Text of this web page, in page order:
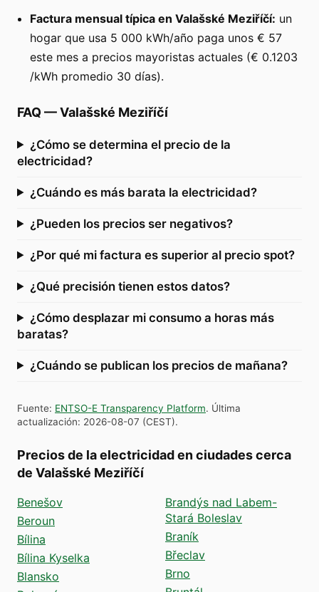
Factura mensual típica en Valašské Meziříčí: un
hogar que usa 5 000 kWh/año paga unos € 57
este mes a precios mayoristas actuales (€ 0.1203
/kWh promedio 30 días).
FAQ —Valašské Meziříčí
¿Cómo se determina el precio de la
electricidad?
¿Cuándo es más barata la electricidad?
¿Pueden los precios ser negativos?
¿Por qué mi factura es superior al precio spot?
¿Qué precisión tienen estos datos?
¿Cómo desplazar mi consumo a horas más
baratas?
¿Cuándo se publican los precios de mañana?
Fuente: ENTSO-E Transparency Platform. Última
actualización: 2026-08-07 (CEST).
Precios de la electricidad en ciudades cerca
de Valašské Meziříčí
Benešov
Beroun
Bílina
Bílina Kyselka
Blansko
Brandýs nad Labem-
Stará Boleslav
Braník
Břeclav
Brno